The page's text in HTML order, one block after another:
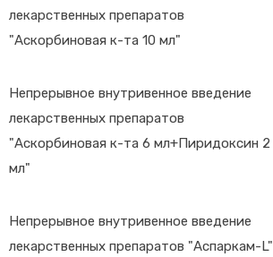
лекарственных препаратов
"Аскорбиновая к-та 10 мл"
Непрерывное внутривенное введение
лекарственных препаратов
"Аскорбиновая к-та 6 мл+Пиридоксин 2
мл"
Непрерывное внутривенное введение
лекарственных препаратов "Аспаркам-L"